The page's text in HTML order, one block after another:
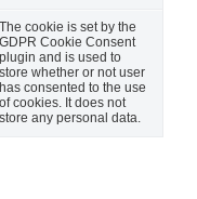
The cookie is set by the
GDPR Cookie Consent
plugin and is used to
store whether or not user
has consented to the use
of cookies. It does not
store any personal data.